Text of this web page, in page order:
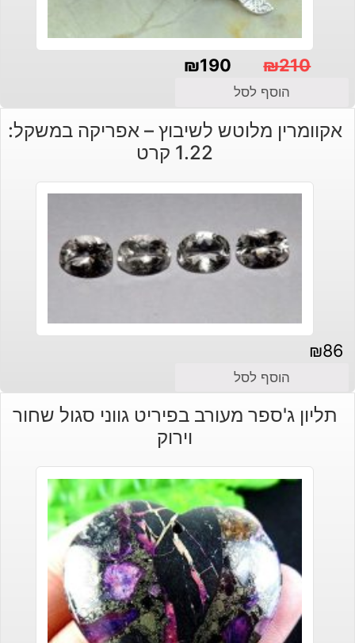
₪210
המקורי
היה:
₪190
הנוכחי
הוא:
הוסף לסל
אקוומרין מלוטש לשיבוץ – אפריקה במשקל:
1.22 קרט
₪86
הוסף לסל
תליון ג'ספר מעורב בפיריט גווני סגול שחור
וירוק